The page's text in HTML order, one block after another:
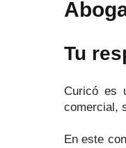
Tu
Curicó es
comercial,
En este